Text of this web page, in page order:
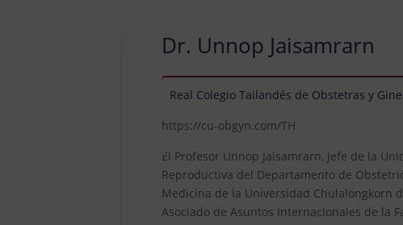
Dr. Unnop Jaisamrarn
Real Colegio Tailandés de Obstetras y
https://cu-obgyn.com/TH
El Profesor Unnop Jaisamrarn, Jefe de la
Reproductiva del Departamento de
Medicina de la Universidad Chulalongkorn
Asociado de Asuntos Internacionales de la